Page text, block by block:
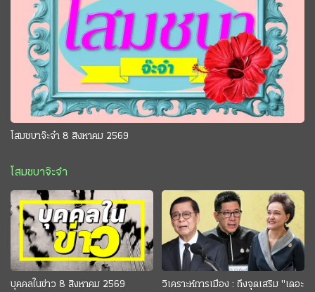
โสมชบาจ๊ะจ๋า 8 สิงหาคม 2569
โสมชบาจ๊ะจ๋า
บุคคลในข่าว 8 สิงหาคม 2569
วิเคราะห์การเมือง : ถึงจุดเสริม "เดอะ